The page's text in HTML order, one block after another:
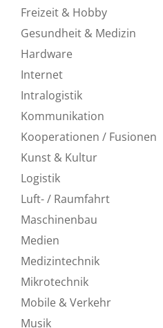
Freizeit & Hobby
Gesundheit & Medizin
Hardware
Internet
Intralogistik
Kommunikation
Kooperationen / Fusionen
Kunst & Kultur
Logistik
Luft- / Raumfahrt
Maschinenbau
Medien
Medizintechnik
Mikrotechnik
Mobile & Verkehr
Musik